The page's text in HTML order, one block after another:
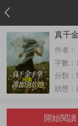
真千
作者：
字數：
分類：
狀態：
開始閱讀